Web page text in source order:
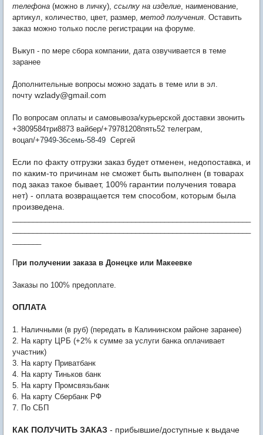
телефона (можно в личку), ссылку на изделие, наименование,
артикул, количество, цвет, размер, метод получения. Оставить
заказ можно только после регистрации на форуме.
Выкуп - по мере сбора компании, дата озвучивается в теме
заранее
Дополнительные вопросы можно задать в теме или в эл.
почту wzlady@gmail.com
По вопросам оплаты и самовывоза/курьерской доставки звонить
+3809584три8873 вайбер/+79781208пять52 телеграм,
воцап/+7949-36семь-58-49 Сергей
Если по факту отгрузки заказ будет отменен, недопоставка, и
по каким-то причинам не сможет быть выполнен (в товарах
под заказ такое бывает, 100% гарантии получения товара
нет) - оплата возвращается тем способом, которым была
произведена.
При получении заказа в Донецке или Макеевке
Заказы по 100% предоплате.
ОПЛАТА
1. Наличными (в руб) (передать в Калининском районе заранее)
2. На карту ЦРБ (+2% к сумме за услуги банка оплачивает
участник)
3. На карту Приватбанк
4. На карту Тиньков банк
5. На карту Промсвязьбанк
6. На карту Сбербанк РФ
7. По СБП
КАК ПОЛУЧИТЬ ЗАКАЗ - прибывшие/доступные к выдаче